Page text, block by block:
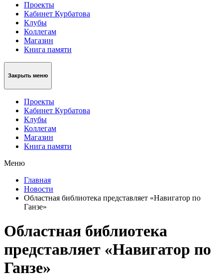
Проекты
Кабинет Курбатова
Клубы
Коллегам
Магазин
Книга памяти
Закрыть меню
Проекты
Кабинет Курбатова
Клубы
Коллегам
Магазин
Книга памяти
Меню
Главная
Новости
Областная библиотека представляет «Навигатор по
Ганзе»
Областная библиотека
представляет «Навигатор по
Ганзе»